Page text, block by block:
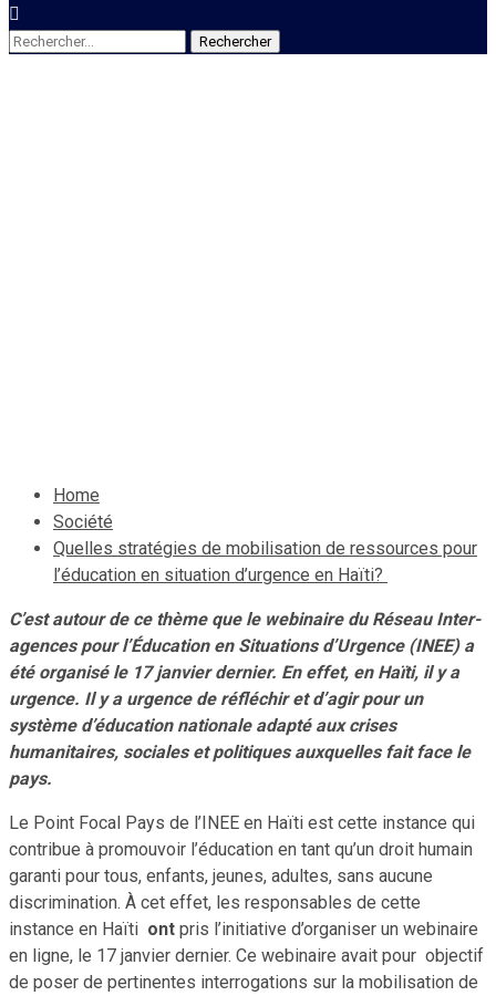
Rechercher :
Home
Société
Quelles stratégies de mobilisation de ressources pour
l’éducation en situation d’urgence en Haïti?
C’est autour de ce thème que le webinaire du Réseau Inter-
agences pour l’Éducation en Situations d’Urgence (INEE) a
été organisé le 17 janvier dernier. En effet, en Haïti, il y a
urgence. Il y a urgence de réfléchir et d’agir pour un
système d’éducation nationale adapté aux crises
humanitaires, sociales et politiques auxquelles fait face le
pays.
Le Point Focal Pays de l’INEE en Haïti est cette instance qui
contribue à promouvoir l’éducation en tant qu’un droit humain
garanti pour tous, enfants, jeunes, adultes, sans aucune
discrimination. À cet effet, les responsables de cette
instance en Haïti ont pris l’initiative d’organiser un webinaire
en ligne, le 17 janvier dernier. Ce webinaire avait pour objectif
de poser de pertinentes interrogations sur la mobilisation de